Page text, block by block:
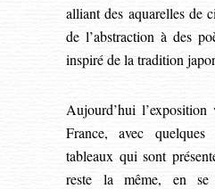
alliant des aquarelles de
de l’abstraction à des
inspiré de la tradition
Aujourd’hui l’exposition
France, avec
tableaux qui sont
reste la même, en se